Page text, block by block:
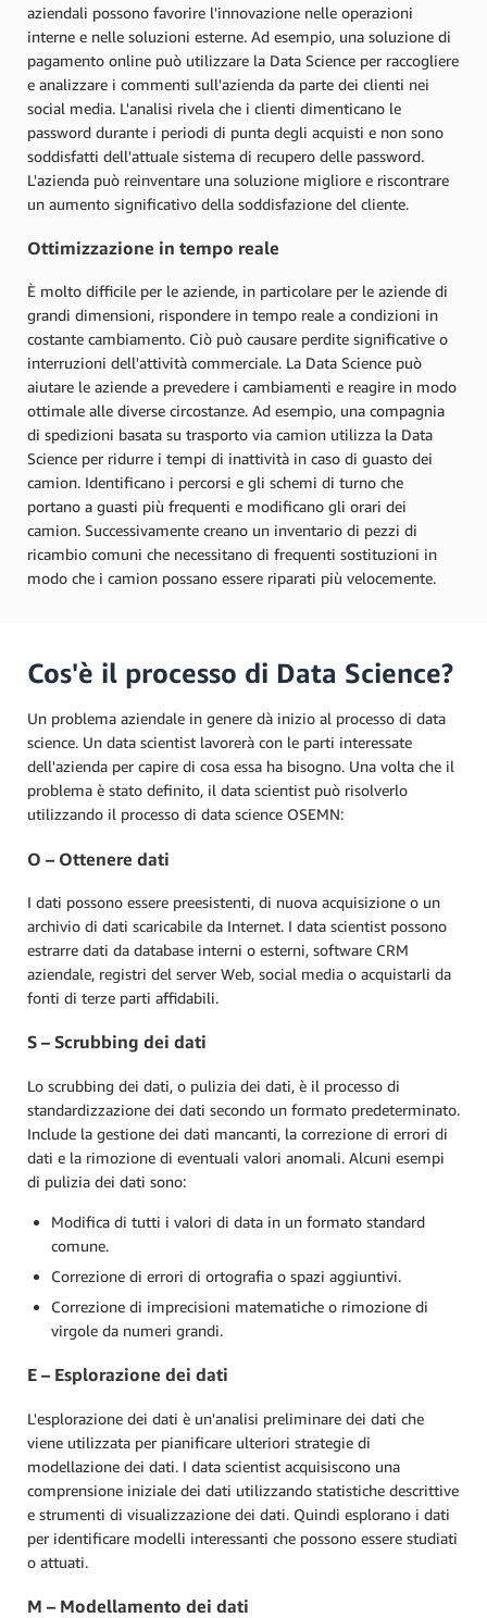
aziendali possono favorire l'innovazione nelle operazioni
interne e nelle soluzioni esterne. Ad esempio, una soluzione di
pagamento online può utilizzare la Data Science per raccogliere
e analizzare i commenti sull'azienda da parte dei clienti nei
social media. L'analisi rivela che i clienti dimenticano le
password durante i periodi di punta degli acquisti e non sono
soddisfatti dell'attuale sistema di recupero delle password.
L'azienda può reinventare una soluzione migliore e riscontrare
un aumento significativo della soddisfazione del cliente.
Ottimizzazione in tempo reale
È molto difficile per le aziende, in particolare per le aziende di
grandi dimensioni, rispondere in tempo reale a condizioni in
costante cambiamento. Ciò può causare perdite significative o
interruzioni dell'attività commerciale. La Data Science può
aiutare le aziende a prevedere i cambiamenti e reagire in modo
ottimale alle diverse circostanze. Ad esempio, una compagnia
di spedizioni basata su trasporto via camion utilizza la Data
Science per ridurre i tempi di inattività in caso di guasto dei
camion. Identificano i percorsi e gli schemi di turno che
portano a guasti più frequenti e modificano gli orari dei
camion. Successivamente creano un inventario di pezzi di
ricambio comuni che necessitano di frequenti sostituzioni in
modo che i camion possano essere riparati più velocemente.
Cos'è il processo di Data Science?
Un problema aziendale in genere dà inizio al processo di data
science. Un data scientist lavorerà con le parti interessate
dell'azienda per capire di cosa essa ha bisogno. Una volta che il
problema è stato definito, il data scientist può risolverlo
utilizzando il processo di data science OSEMN:
O – Ottenere dati
I dati possono essere preesistenti, di nuova acquisizione o un
archivio di dati scaricabile da Internet. I data scientist possono
estrarre dati da database interni o esterni, software CRM
aziendale, registri del server Web, social media o acquistarli da
fonti di terze parti affidabili.
S – Scrubbing dei dati
Lo scrubbing dei dati, o pulizia dei dati, è il processo di
standardizzazione dei dati secondo un formato predeterminato.
Include la gestione dei dati mancanti, la correzione di errori di
dati e la rimozione di eventuali valori anomali. Alcuni esempi
di pulizia dei dati sono:
Modifica di tutti i valori di data in un formato standard
comune.
Correzione di errori di ortografia o spazi aggiuntivi.
Correzione di imprecisioni matematiche o rimozione di
virgole da numeri grandi.
E – Esplorazione dei dati
L'esplorazione dei dati è un'analisi preliminare dei dati che
viene utilizzata per pianificare ulteriori strategie di
modellazione dei dati. I data scientist acquisiscono una
comprensione iniziale dei dati utilizzando statistiche descrittive
e strumenti di visualizzazione dei dati. Quindi esplorano i dati
per identificare modelli interessanti che possono essere studiati
o attuati.
M – Modellamento dei dati